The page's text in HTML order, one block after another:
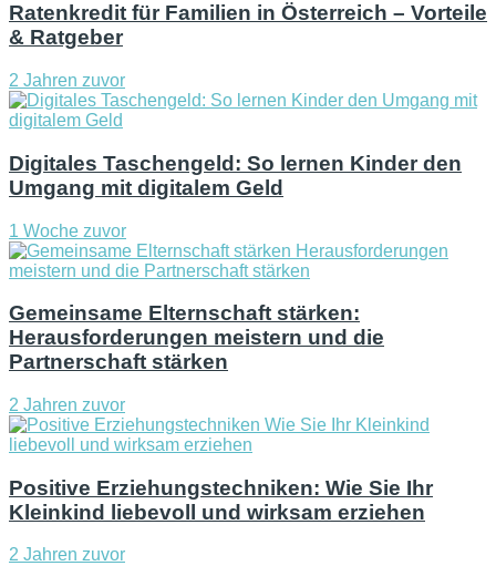
Ratenkredit für Familien in Österreich – Vorteile
& Ratgeber
2 Jahren zuvor
Digitales Taschengeld: So lernen Kinder den
Umgang mit digitalem Geld
1 Woche zuvor
Gemeinsame Elternschaft stärken:
Herausforderungen meistern und die
Partnerschaft stärken
2 Jahren zuvor
Positive Erziehungstechniken: Wie Sie Ihr
Kleinkind liebevoll und wirksam erziehen
2 Jahren zuvor